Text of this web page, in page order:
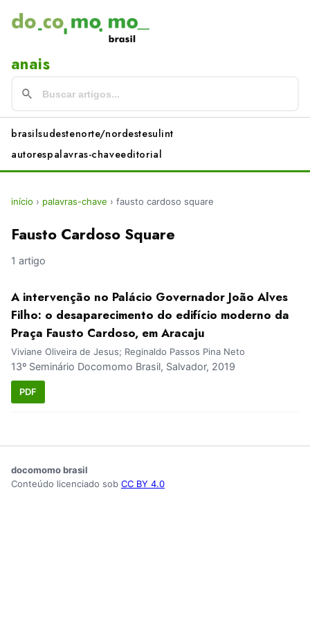
anais
brasilsudestenorte/nordestesulint
autorespalavras-chaveeditorial
início › palavras-chave › fausto cardoso square
Fausto Cardoso Square
1 artigo
A intervenção no Palácio Governador João Alves
Filho: o desaparecimento do edifício moderno da
Praça Fausto Cardoso, em Aracaju
Viviane Oliveira de Jesus; Reginaldo Passos Pina Neto
13º Seminário Docomomo Brasil, Salvador, 2019
PDF
docomomo brasil
Conteúdo licenciado sob CC BY 4.0